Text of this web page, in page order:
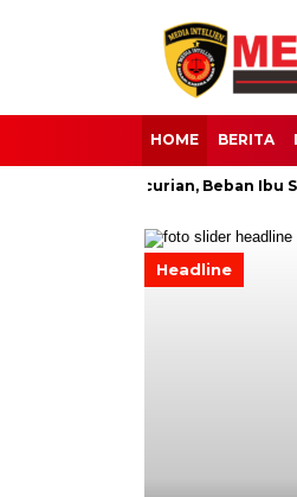
HOME BERITA
Pencurian, Beban Ibu
Headline